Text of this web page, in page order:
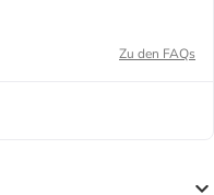
Zu den FAQs